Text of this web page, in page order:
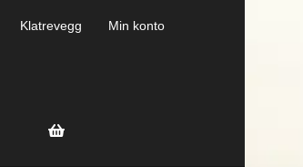
Klatrevegg Min konto